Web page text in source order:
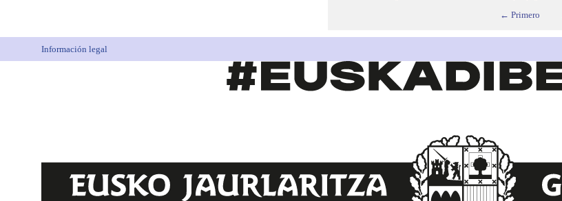
← Primero
Información legal